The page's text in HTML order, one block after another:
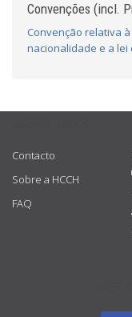
Convenções (incl.
Convenção relativa
nacionalidade e a lei
Contacto
Sobre a HCCH
FAQ